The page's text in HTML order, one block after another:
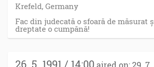
Krefeld, Germany
Fac din judecată o sfoară de măsurat
dreptate o cumpănă!
26. 5. 1991 / 14:00 aired on: 29.